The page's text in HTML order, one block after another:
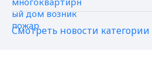
Смотреть новости